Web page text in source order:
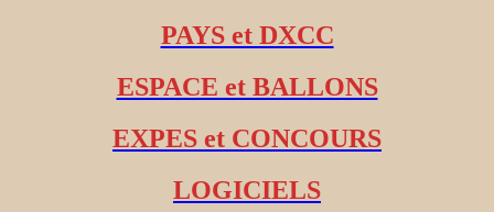
PAYS et DXCC
ESPACE et BALLONS
EXPES et CONCOURS
LOGICIELS